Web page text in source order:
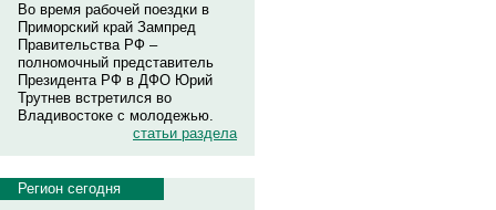
Во время рабочей поездки в
Приморский край Зампред
Правительства РФ –
полномочный представитель
Президента РФ в ДФО Юрий
Трутнев встретился во
Владивостоке с молодежью.
статьи раздела
Регион сегодня